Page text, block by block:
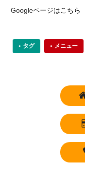
Googleページはこちら
タグ メニュー